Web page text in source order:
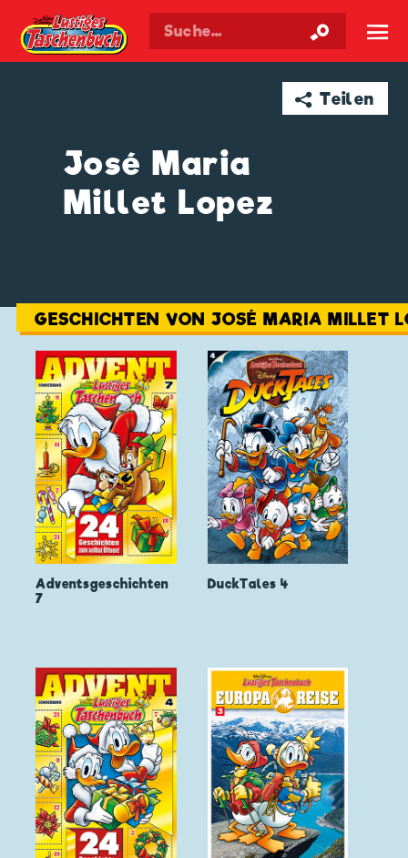
Walt Disneys Taschenbuch ☰
➦ Teilen
José Maria
Millet Lopez
GESCHICHTEN VON JOSÉ MARIA MILLET
Adventsgeschichten
7
DuckTales 4